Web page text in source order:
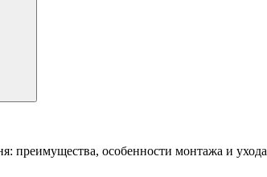
преимущества, особенности монтажа и ухода